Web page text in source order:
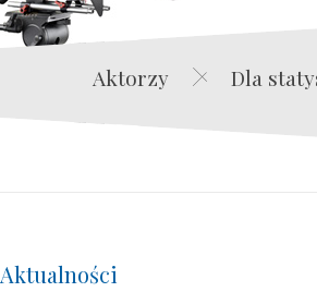
Aktorzy Dla
Aktualności